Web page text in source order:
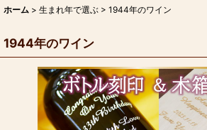
ホーム > 生まれ年で選ぶ > 1944年のワイン
1944年のワイン